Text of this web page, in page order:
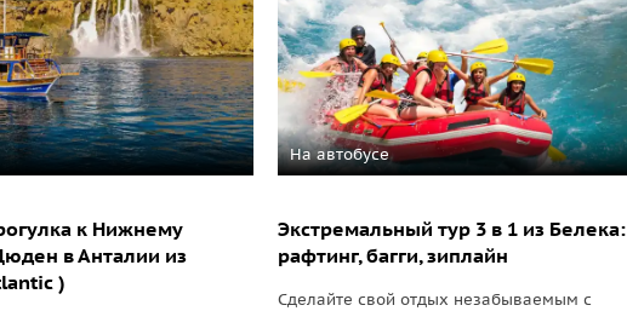
к Нижнему
в Анталии из
)
На автобусе
Экстремальный тур 3 в 1 из Белека:
рафтинг, багги, зиплайн
Сделайте свой отдых незабываемым с